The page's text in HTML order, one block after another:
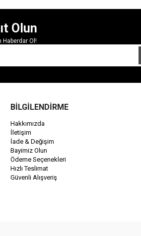
Olun
Haberdar Ol!
BİLGİLENDİRME
Hakkımızda
İletişim
İade & Değişim
Bayimiz Olun
Ödeme Seçenekleri
Hızlı Teslimat
Güvenli Alışveriş